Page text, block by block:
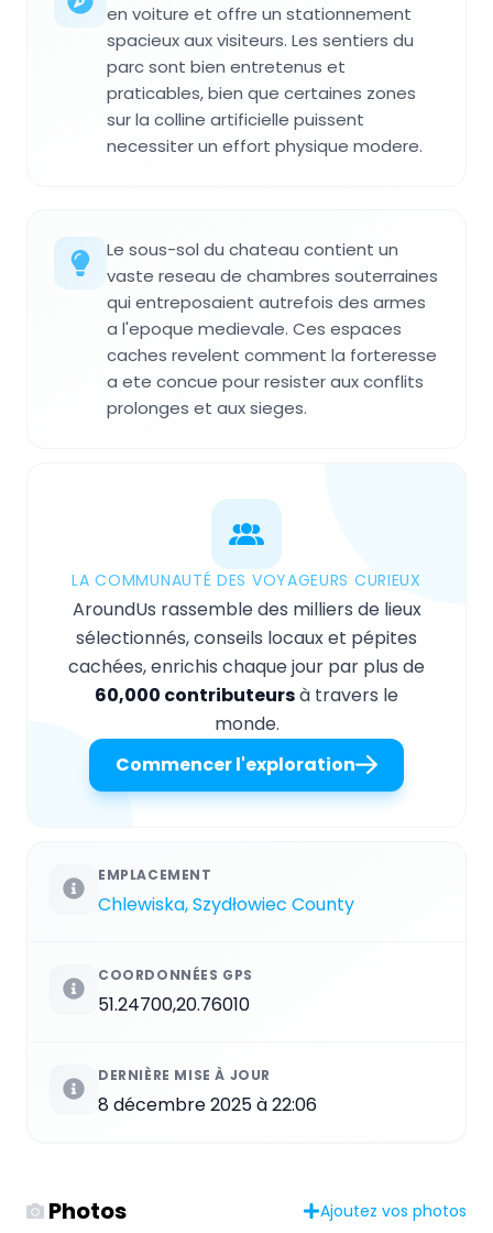
en voiture et offre un stationnement
spacieux aux visiteurs. Les sentiers du
parc sont bien entretenus et
praticables, bien que certaines zones
sur la colline artificielle puissent
necessiter un effort physique modere.
Le sous-sol du chateau contient un
vaste reseau de chambres souterraines
qui entreposaient autrefois des armes
a l'epoque medievale. Ces espaces
caches revelent comment la forteresse
a ete concue pour resister aux conflits
prolonges et aux sieges.
LA COMMUNAUTÉ DES VOYAGEURS CURIEUX
AroundUs rassemble des milliers de lieux
sélectionnés, conseils locaux et pépites
cachées, enrichis chaque jour par plus de
60,000 contributeursà travers le
monde.
Commencer l'exploration
EMPLACEMENT
Chlewiska, Szydłowiec County
COORDONNÉES GPS
51.24700,20.76010
DERNIÈRE MISE À JOUR
8 décembre 2025 à 22:06
Photos Ajoutez vos photos